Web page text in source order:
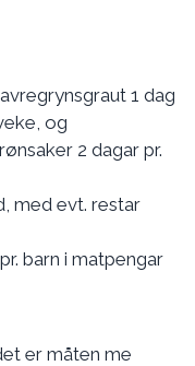
1 dag
og
2 dagar pr.
med evt. restar
barn i matpengar
er måten me